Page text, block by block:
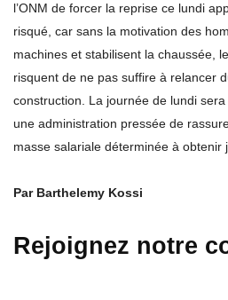
l’ONM de forcer la reprise ce lundi
risqué, car sans la motivation des
machines et stabilisent la chaussée,
risquent de ne pas suffire à relancer
construction. La journée de lundi
une administration pressée de
masse salariale déterminée à obtenir
Par Barthelemy Kossi
Rejoignez notre